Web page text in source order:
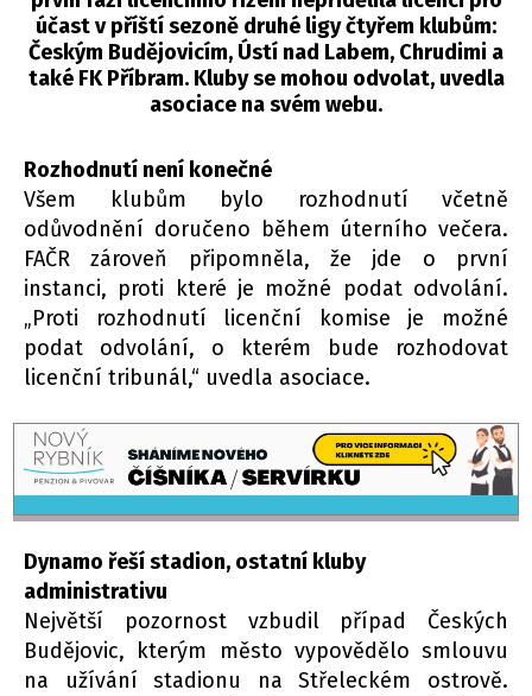
účast v příští sezoně druhé ligy čtyřem klubům:
Českým Budějovicím, Ústí nad Labem, Chrudimi a
také FK Příbram. Kluby se mohou odvolat, uvedla
asociace na svém webu.
Rozhodnutí není konečné
Všem klubům bylo rozhodnutí včetně
odůvodnění doručeno během úterního večera.
FAČR zároveň připomněla, že jde o první
instanci, proti které je možné podat odvolání.
„Proti rozhodnutí licenční komise je možné
podat odvolání, o kterém bude rozhodovat
licenční tribunál,“ uvedla asociace.
Dynamo řeší stadion, ostatní kluby
administrativu
Největší pozornost vzbudil případ Českých
Budějovic, kterým město vypovědělo smlouvu
na užívání stadionu na Střeleckém ostrově.